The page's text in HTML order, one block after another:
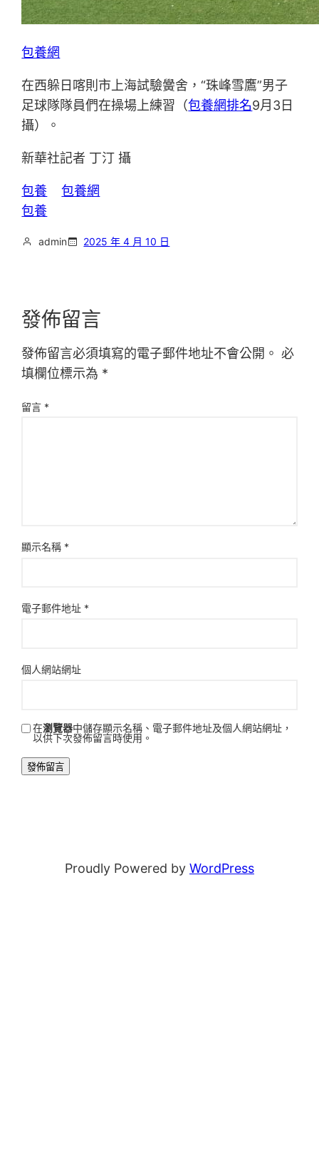
包養網
在西躲日喀則市上海試驗黌舍，“珠峰雪鷹”男子
足球隊隊員們在操場上練習（包養網排名9月3日
攝）。
新華社記者 丁汀 攝
包養
包養網
包養
admin 2025 年 4 月 10 日
發佈留言
發佈留言必須填寫的電子郵件地址不會公開。 必
填欄位標示為 *
留言 *
顯示名稱 *
電子郵件地址 *
個人網站網址
在瀏覽器中儲存顯示名稱、電子郵件地址及個人網站網址，
以供下次發佈留言時使用。
Proudly Powered by WordPress